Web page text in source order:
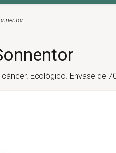
Ecológico. Envase de